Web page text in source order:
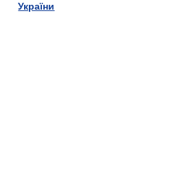
України